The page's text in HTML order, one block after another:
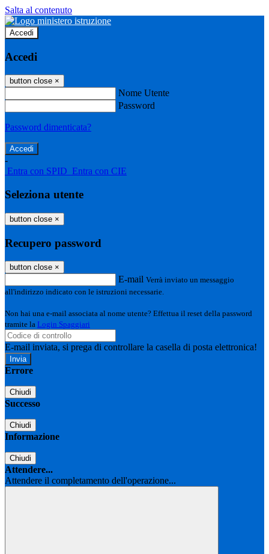
Salta al contenuto
Accedi
Accedi
button close ×
Nome Utente
Password
Password dimenticata?
-
Entra con SPID Entra con CIE
Seleziona utente
button close ×
Recupero password
button close ×
E-mail Verrà inviato un messaggio
all'indirizzo indicato con le istruzioni necessarie.
Non hai una e-mail associata al nome utente? Effettua il reset della password
tramite la Login Spaggiari
E-mail inviata, si prega di controllare la casella di posta elettronica!
Errore
Chiudi
Successo
Chiudi
Informazione
Chiudi
Attendere...
Attendere il completamento dell'operazione...